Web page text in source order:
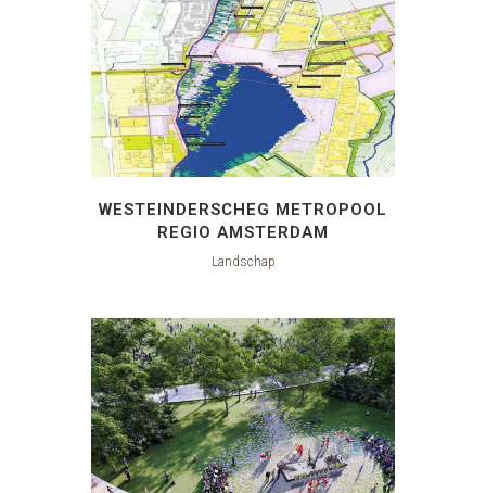
WESTEINDERSCHEG METROPOOL
REGIO AMSTERDAM
Landschap